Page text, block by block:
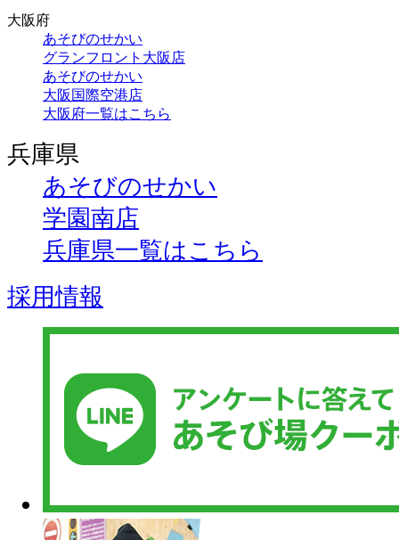
大阪府
あそびのせかい
グランフロント大阪店
あそびのせかい
大阪国際空港店
大阪府一覧はこちら
兵庫県
あそびのせかい
学園南店
兵庫県一覧はこちら
採用情報